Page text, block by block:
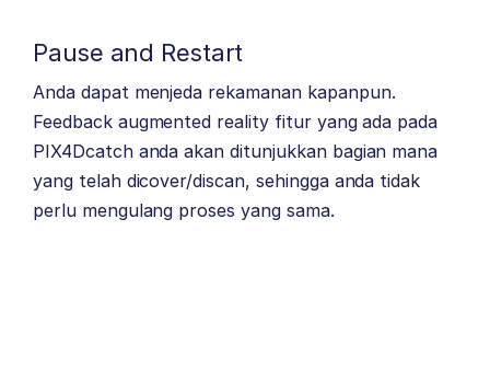
Pause and Restart
Anda dapat menjeda rekamanan kapanpun.
Feedback augmented reality fitur yang ada pada
PIX4Dcatch anda akan ditunjukkan bagian mana
yang telah dicover/discan, sehingga anda tidak
perlu mengulang proses yang sama.